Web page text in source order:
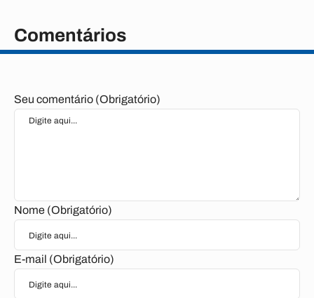
Comentários
Seu comentário (Obrigatório)
Nome (Obrigatório)
E-mail (Obrigatório)